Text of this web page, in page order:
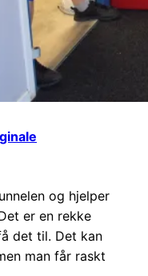
og hjelper
er en rekke
det til. Det kan
man får raskt